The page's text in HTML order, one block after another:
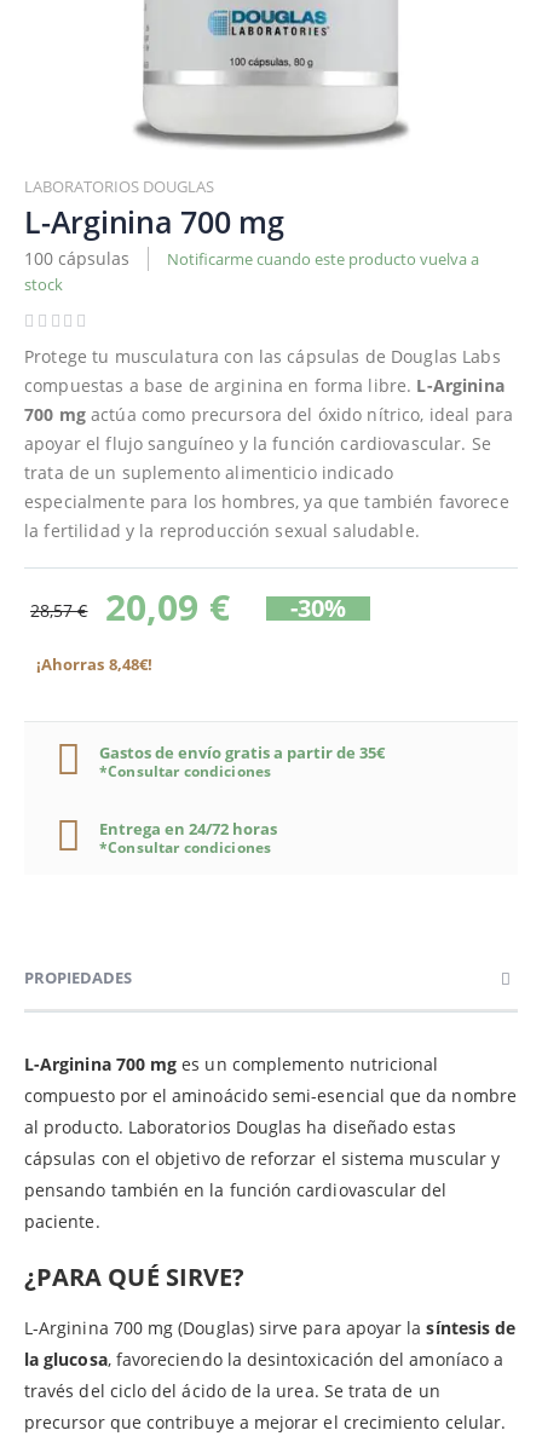
al
comienzo
de
la
galería
de
LABORATORIOS DOUGLAS
L-Arginina 700 mg
100 cápsulas
Notificarme cuando este producto vuelva a
stock
Protege tu musculatura con las cápsulas de Douglas Labs
compuestas a base de arginina en forma libre. L-Arginina
700 mgactúa como precursora del óxido nítrico, ideal para
apoyar el flujo sanguíneo y la función cardiovascular. Se
trata de un suplemento alimenticio indicado
especialmente para los hombres, ya que también favorece
la fertilidad y la reproducción sexual saludable.
28,57 € 20,09 € -30%
¡Ahorras 8,48€!
Gastos de envío gratis a partir de 35€
*Consultar condiciones
Entrega en 24/72 horas
*Consultar condiciones
PROPIEDADES
L-Arginina 700 mges un complemento nutricional
compuesto por el aminoácido semi-esencial que da nombre
al producto. Laboratorios Douglas ha diseñado estas
cápsulas con el objetivo de reforzar el sistema muscular y
pensando también en la función cardiovascular del
paciente.
¿PARA QUÉ SIRVE?
L-Arginina 700 mg (Douglas) sirve para apoyar lasíntesis de
la glucosa, favoreciendo la desintoxicación del amoníaco a
través del ciclo del ácido de la urea. Se trata de un
precursor que contribuye a mejorar el crecimiento celular.